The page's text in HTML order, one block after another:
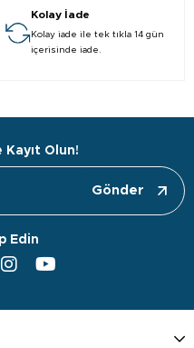
Kolay İade
Kolay iade ile tek tıkla 14 gün
içerisinde iade.
Kayıt Olun!
Gönder
Edin